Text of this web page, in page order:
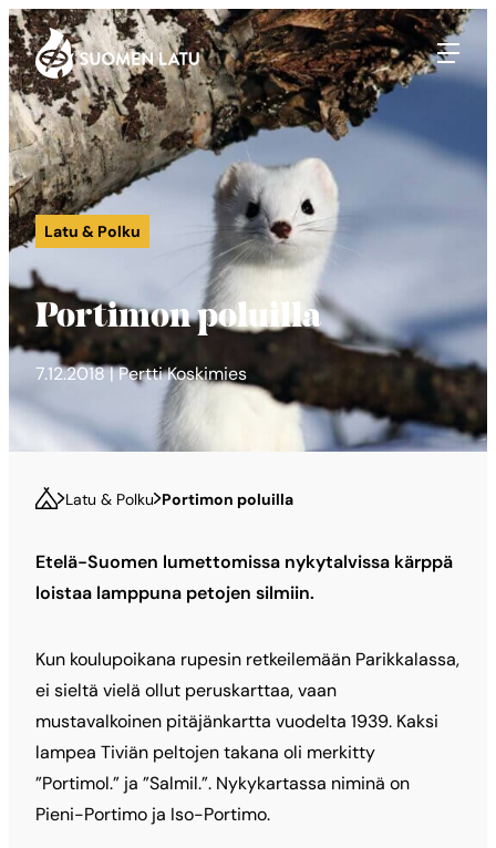
Siirry
suoraan
sisältöön
Suomen Latu
Latu & Polku
Portimon poluilla
7.12.2018 | Pertti Koskimies
Latu & Polku Portimon poluilla
Etelä-Suomen lumettomissa nykytalvissa kärppä
loistaa lamppuna petojen silmiin.
Kun koulupoikana rupesin retkeilemään Parikkalassa,
ei sieltä vielä ollut peruskarttaa, vaan
mustavalkoinen pitäjänkartta vuodelta 1939. Kaksi
lampea Tiviän peltojen takana oli merkitty
”Portimol.” ja ”Salmil.”. Nykykartassa niminä on
Pieni-Portimo ja Iso-Portimo.